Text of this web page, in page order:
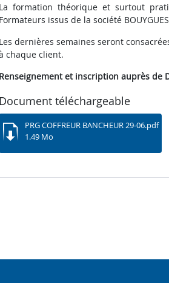
La formation théorique et surtout
Formateurs issus de la société
Les dernières semaines seront
chaque client.
Renseignement et inscription auprès de
Document téléchargeable
PRG COFFREUR BANCHEUR 29-06.pdf
1.49 Mo